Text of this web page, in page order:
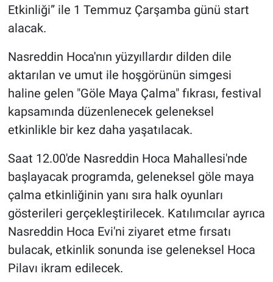
Etkinliği” ile 1 Temmuz Çarşamba günü start
alacak.
Nasreddin Hoca'nın yüzyıllardır dilden dile
aktarılan ve umut ile hoşgörünün simgesi
haline gelen "Göle Maya Çalma" fıkrası, festival
kapsamında düzenlenecek geleneksel
etkinlikle bir kez daha yaşatılacak.
Saat 12.00'de Nasreddin Hoca Mahallesi'nde
başlayacak programda, geleneksel göle maya
çalma etkinliğinin yanı sıra halk oyunları
gösterileri gerçekleştirilecek. Katılımcılar ayrıca
Nasreddin Hoca Evi'ni ziyaret etme fırsatı
bulacak, etkinlik sonunda ise geleneksel Hoca
Pilavı ikram edilecek.
Magazin